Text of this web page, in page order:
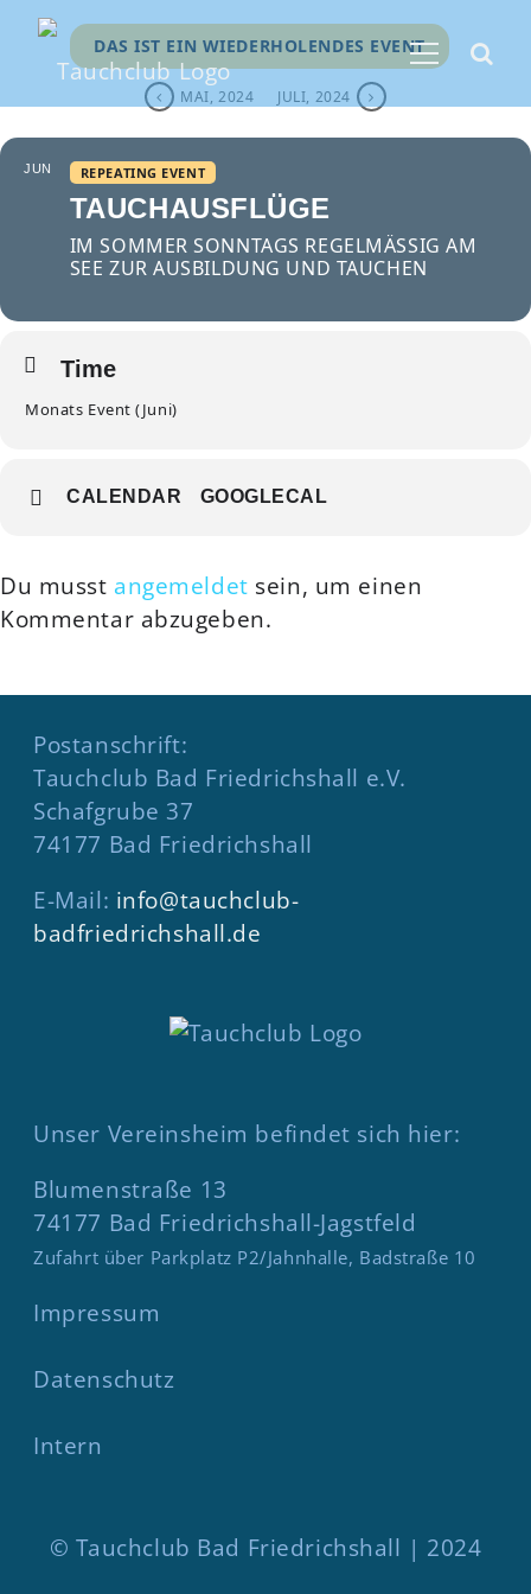
DAS IST EIN WIEDERHOLENDES EVENT
MAI, 2024 JULI, 2024
JUN REPEATING EVENT
TAUCHAUSFLÜGE
IM SOMMER SONNTAGS REGELMÄSSIG AM S
EE ZUR AUSBILDUNG UND TAUCHEN
Time
Monats Event (Juni)
CALENDAR GOOGLECAL
Du musst angemeldet sein, um einen
Kommentar abzugeben.
Postanschrift:
Tauchclub Bad Friedrichshall e.V.
Schafgrube 37
74177 Bad Friedrichshall
E-Mail: info@tauchclub-
badfriedrichshall.de
Unser Vereinsheim befindet sich hier:
Blumenstraße 13
74177 Bad Friedrichshall-Jagstfeld
Zufahrt über Parkplatz P2/Jahnhalle, Badstraße 10
Impressum
Datenschutz
Intern
© Tauchclub Bad Friedrichshall | 2024